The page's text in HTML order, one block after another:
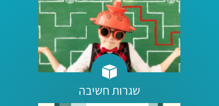
שגרות חשיבה